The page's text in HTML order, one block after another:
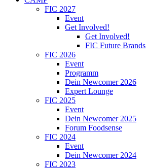
FIC 2027
Event
Get Involved!
Get Involved!
FIC Future Brands
FIC 2026
Event
Programm
Dein Newcomer 2026
Expert Lounge
FIC 2025
Event
Dein Newcomer 2025
Forum Foodsense
FIC 2024
Event
Dein Newcomer 2024
FIC 2023